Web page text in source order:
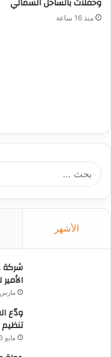
منذ 16 ساعة
الأشهر
شركة
مارس 21, 2025
ودّع
مايو 23, 2025